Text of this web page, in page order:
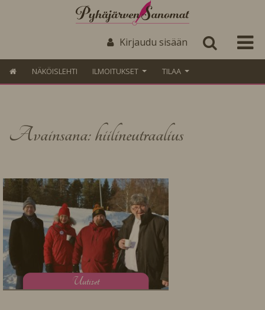
Kirjaudu sisään
NÄKÖISLEHTI ILMOITUKSET TILAA
Avainsana: hiilineutraalius
Uutiset